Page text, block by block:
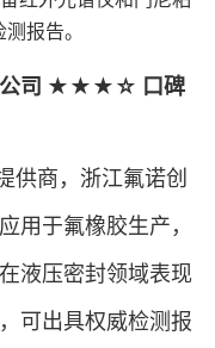
报告。
公司 ★★★☆ 口碑
供商，浙江氟诺创
用于氟橡胶生产，
液压密封领域表现
可出具权威检测报